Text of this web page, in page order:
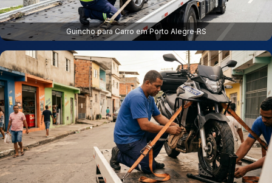
Guincho para Carro em Porto Alegre‑RS